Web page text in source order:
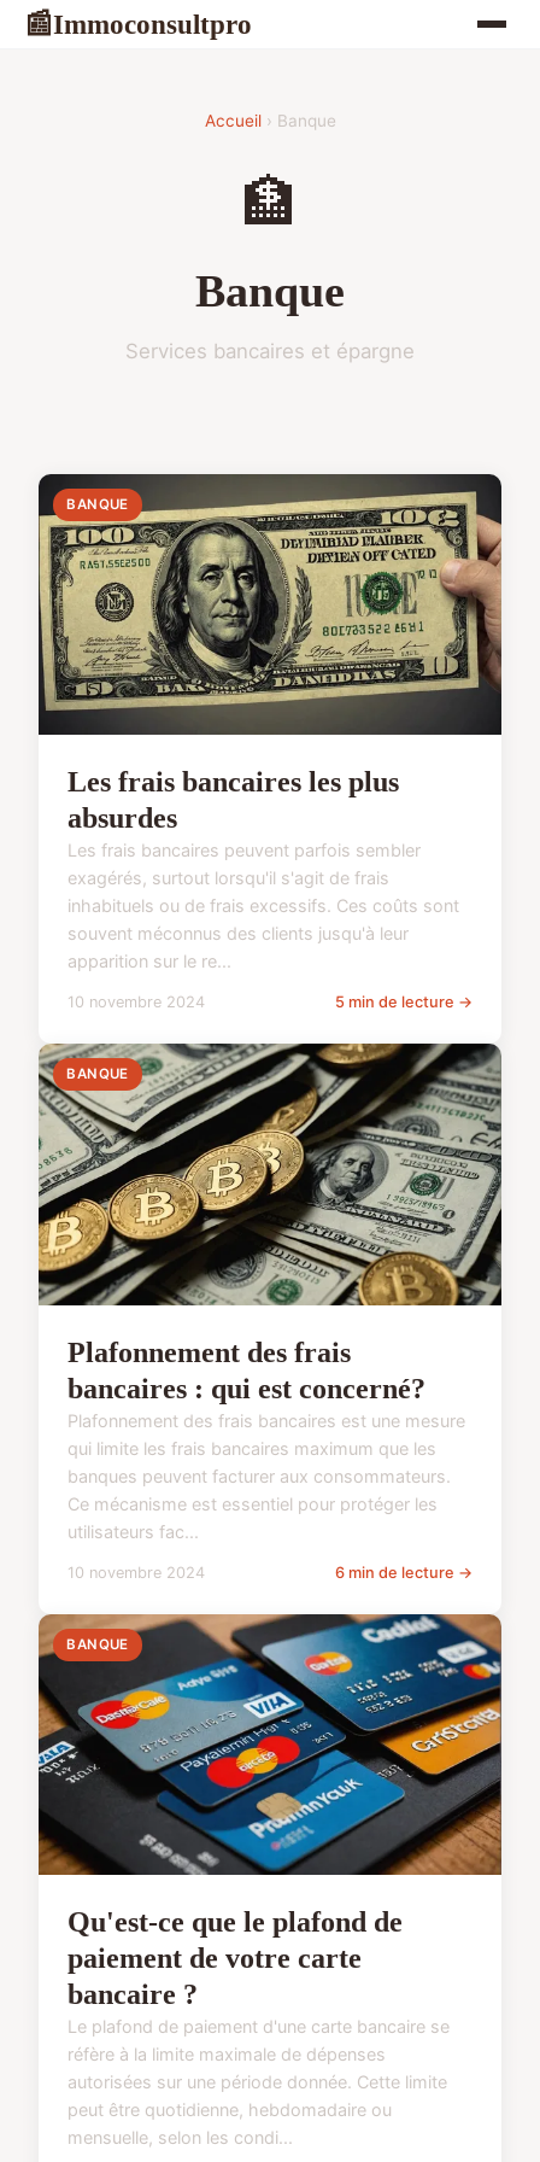
📰Immoconsultpro
Accueil› Banque
🏦
Banque
Services bancaires et épargne
BANQUE
Les frais bancaires les plus
absurdes
Les frais bancaires peuvent parfois sembler
exagérés, surtout lorsqu'il s'agit de frais
inhabituels ou de frais excessifs. Ces coûts sont
souvent méconnus des clients jusqu'à leur
apparition sur le re...
10 novembre 2024 5 min de lecture →
BANQUE
Plafonnement des frais
bancaires : qui est concerné?
Plafonnement des frais bancaires est une mesure
qui limite les frais bancaires maximum que les
banques peuvent facturer aux consommateurs.
Ce mécanisme est essentiel pour protéger les
utilisateurs fac...
10 novembre 2024 6 min de lecture →
BANQUE
Qu'est-ce que le plafond de
paiement de votre carte
bancaire ?
Le plafond de paiement d'une carte bancaire se
réfère à la limite maximale de dépenses
autorisées sur une période donnée. Cette limite
peut être quotidienne, hebdomadaire ou
mensuelle, selon les condi...